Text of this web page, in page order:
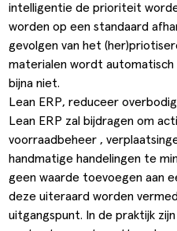
intelligentie de prioriteit
worden op een standaard
gevolgen van het
materialen wordt
bijna niet.
Lean ERP, reduceer
Lean ERP zal bijdragen om
voorraadbeheer ,
handmatige handelingen te
geen waarde toevoegen aan
deze uiteraard worden
uitgangspunt. In de praktijk